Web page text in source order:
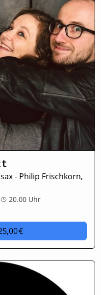
- Philip Frischkorn,
20.00 Uhr
€